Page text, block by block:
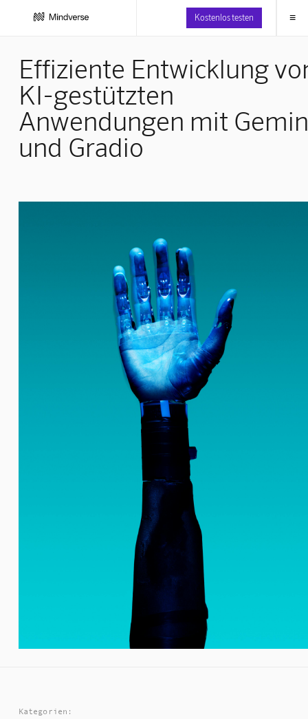
Kostenlos testen ≡
Effiziente Entwicklung
KI-gestützten
Anwendungen mit
und Gradio
Kategorien: